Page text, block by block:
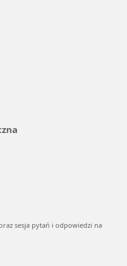
sesja pytań i odpowiedzi na